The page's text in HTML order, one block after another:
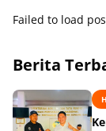
Failed to load
Berita